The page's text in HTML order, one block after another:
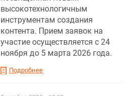
высокотехнологичным
инструментам создания
контента. Прием заявок на
участие осуществляется с 24
ноября до 5 марта 2026 года.
Подробнее